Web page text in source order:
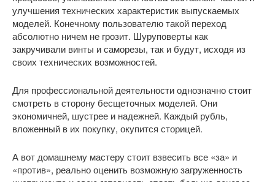
улучшения технических характеристик выпускаемых
моделей. Конечному пользователю такой переход
абсолютно ничем не грозит. Шуруповерты как
закручивали винты и саморезы, так и будут, исходя из
своих технических возможностей.
Для профессиональной деятельности однозначно стоит
смотреть в сторону бесщеточных моделей. Они
экономичней, шустрее и надежней. Каждый рубль,
вложенный в их покупку, окупится сторицей.
А вот домашнему мастеру стоит взвесить все «за» и
«против», реально оценить возможную загруженность